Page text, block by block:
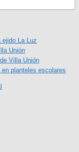
ejido La Luz
Unión
Villa Unión
planteles escolares